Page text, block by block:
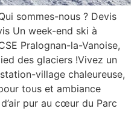
sommes-nous ? Devis
Un week-end ski à
Pralognan-la-Vanoise,
des glaciers !Vivez un
village chaleureuse,
tous et ambiance
pur au cœur du Parc